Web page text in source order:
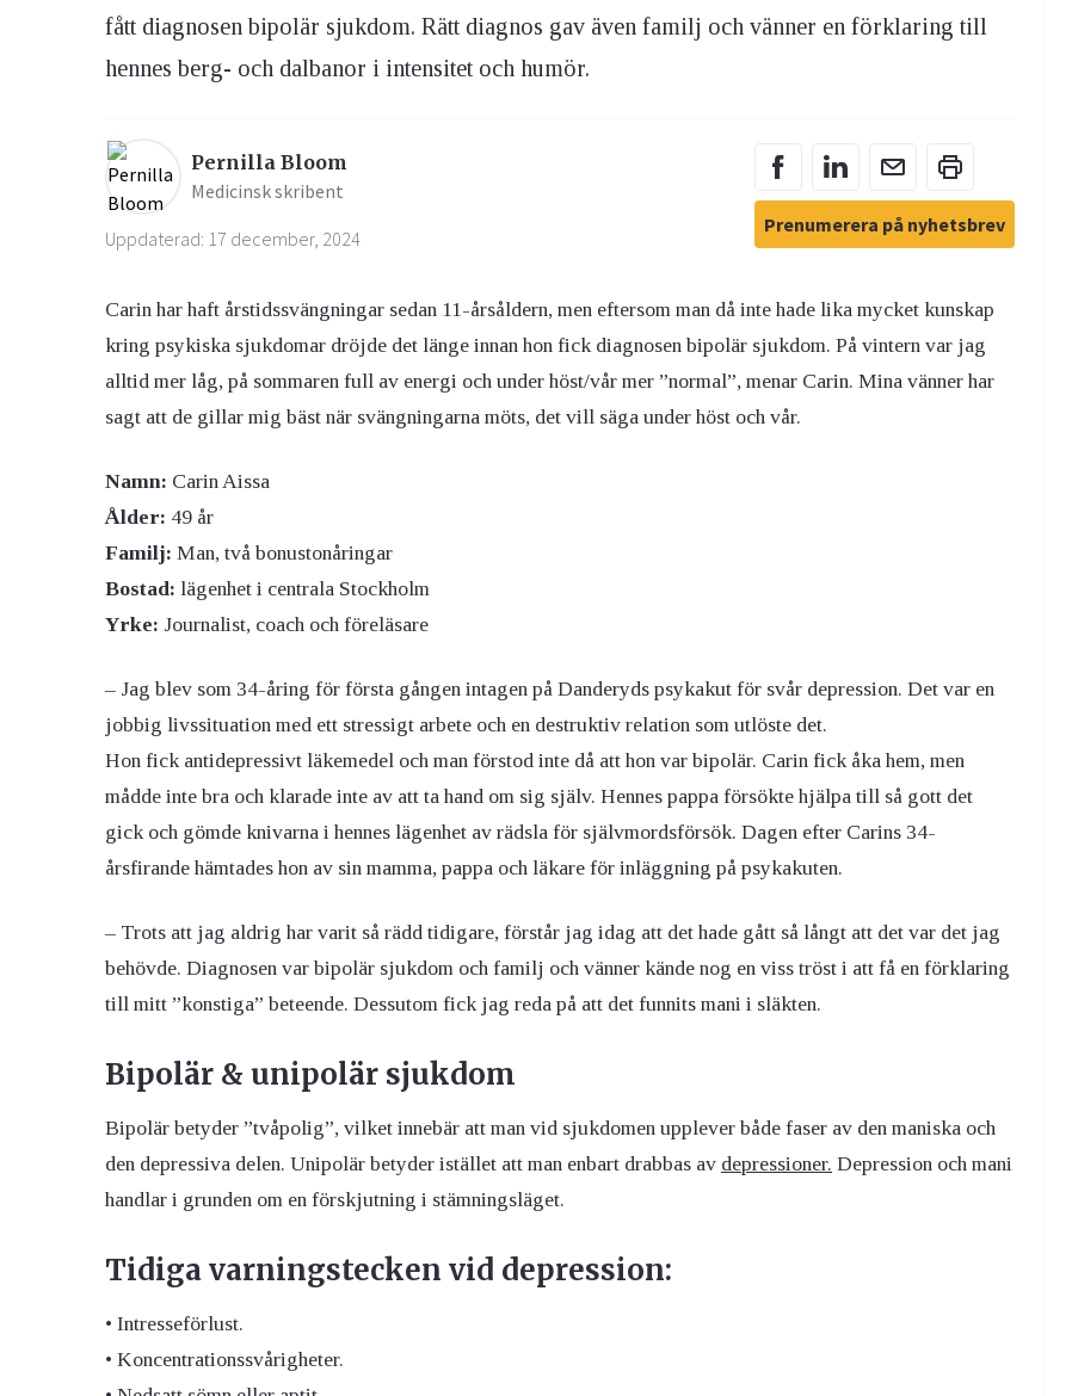
Ögon & Öron
fått diagnosen bipolär sjukdom. Rätt diagnos gav även familj och vänner en förklaring till
hennes berg- och dalbanor i intensitet och humör.
Pernilla Bloom
Medicinsk skribent
Uppdaterad: 17 december, 2024
Prenumerera på nyhetsbrev
Carin har haft årstidssvängningar sedan 11-årsåldern, men eftersom man då inte hade lika mycket kunskap
kring psykiska sjukdomar dröjde det länge innan hon fick diagnosen bipolär sjukdom. På vintern var jag
alltid mer låg, på sommaren full av energi och under höst/vår mer ”normal”, menar Carin. Mina vänner har
sagt att de gillar mig bäst när svängningarna möts, det vill säga under höst och vår.
Namn: Carin Aissa
Ålder: 49 år
Familj: Man, två bonustonåringar
Bostad: lägenhet i centrala Stockholm
Yrke: Journalist, coach och föreläsare
– Jag blev som 34-åring för första gången intagen på Danderyds psykakut för svår depression. Det var en
jobbig livssituation med ett stressigt arbete och en destruktiv relation som utlöste det.
Hon fick antidepressivt läkemedel och man förstod inte då att hon var bipolär. Carin fick åka hem, men
mådde inte bra och klarade inte av att ta hand om sig själv. Hennes pappa försökte hjälpa till så gott det
gick och gömde knivarna i hennes lägenhet av rädsla för självmordsförsök. Dagen efter Carins 34-
årsfirande hämtades hon av sin mamma, pappa och läkare för inläggning på psykakuten.
– Trots att jag aldrig har varit så rädd tidigare, förstår jag idag att det hade gått så långt att det var det jag
behövde. Diagnosen var bipolär sjukdom och familj och vänner kände nog en viss tröst i att få en förklaring
till mitt ”konstiga” beteende. Dessutom fick jag reda på att det funnits mani i släkten.
Bipolär & unipolär sjukdom
Bipolär betyder ”tvåpolig”, vilket innebär att man vid sjukdomen upplever både faser av den maniska och
den depressiva delen. Unipolär betyder istället att man enbart drabbas av depressioner. Depression och mani
handlar i grunden om en förskjutning i stämningsläget.
Tidiga varningstecken vid depression:
• Intresseförlust.
• Koncentrationssvårigheter.